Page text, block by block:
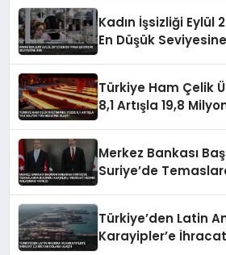
Kadın İşsizliği Eylül
En Düşük
Türkiye Ham Çelik
8,1 Artışla 19,8
Merkez Bankası
Suriye’de
Türkiye’den Latin
Karayipler’e